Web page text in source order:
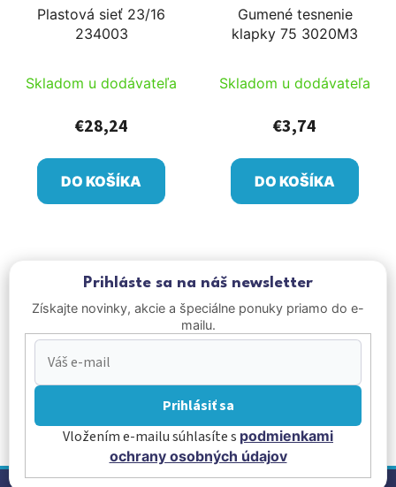
Plastová sieť 23/16
234003
Skladom u dodávateľa
€28,24
DO KOŠÍKA
Gumené tesnenie
klapky 75 3020M3
Skladom u dodávateľa
€3,74
DO KOŠÍKA
Prihláste sa na náš newsletter
Získajte novinky, akcie a špeciálne ponuky priamo do e-
mailu.
Prihlásiť sa
Vložením e-mailu súhlasíte s podmienkami
ochrany osobných údajov
Z